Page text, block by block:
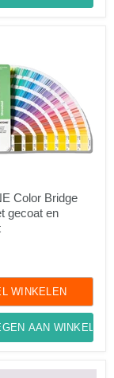
Color Bridge
gecoat en
WINKELEN
AAN